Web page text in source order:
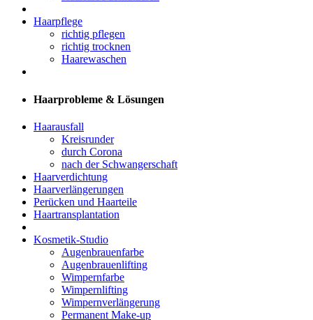
Haarpflege
richtig pflegen
richtig trocknen
Haarewaschen
Haarprobleme & Lösungen
Haarausfall
Kreisrunder
durch Corona
nach der Schwangerschaft
Haarverdichtung
Haarverlängerungen
Perücken und Haarteile
Haartransplantation
Kosmetik-Studio
Augenbrauenfarbe
Augenbrauenlifting
Wimpernfarbe
Wimpernlifting
Wimpernverlängerung
Permanent Make-up